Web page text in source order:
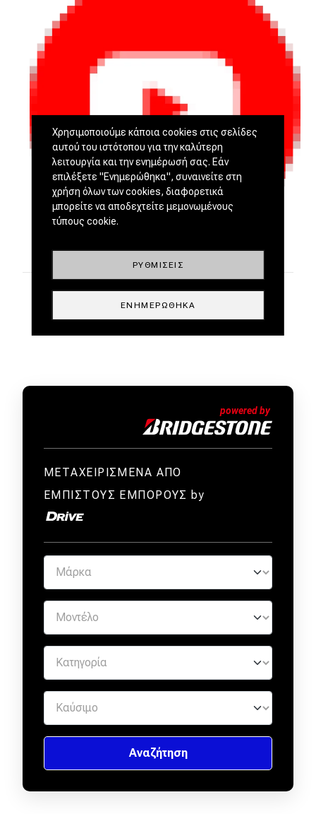
ΜΕΤΑΧΕΙΡΙΣΜΕΝΑ ΑΠΟ
ΕΜΠΙΣΤΟΥΣ ΕΜΠΟΡΟΥΣ by
Χρησιμοποιούμε κάποια cookies στις σελίδες
αυτού του ιστότοπου για την καλύτερη
λειτουργία και την ενημέρωσή σας. Εάν
επιλέξετε "Ενημερώθηκα", συναινείτε στη
χρήση όλων των cookies, διαφορετικά
μπορείτε να αποδεχτείτε μεμονωμένους
τύπους cookie.
ΡΥΘΜΊΣΕΙΣ
ΕΝΗΜΕΡΏΘΗΚΑ